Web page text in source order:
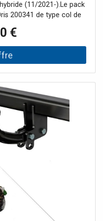
(11/2021-).Le pack
200341 de type col de
87521381Tout est livré
montage sont
attache remorque,
les versions des BMW
listées dans la
€